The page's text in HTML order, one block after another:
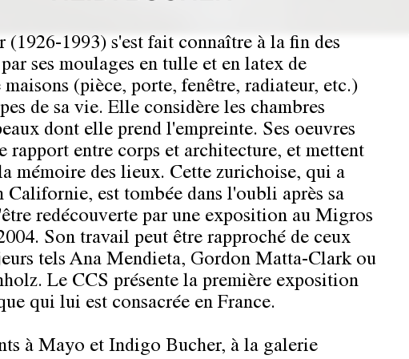
(1926-1993) s'est fait connaître à la fin des
ses moulages en tulle et en latex de
maisons (pièce, porte, fenêtre, radiateur, etc.)
de sa vie. Elle considère les chambres
dont elle prend l'empreinte. Ses oeuvres
rapport entre corps et architecture, et mettent
mémoire des lieux. Cette zurichoise, qui a
Californie, est tombée dans l'oubli après sa
redécouverte par une exposition au Migros
Son travail peut être rapproché de ceux
tels Ana Mendieta, Gordon Matta-Clark ou
Le CCS présente la première exposition
qui lui est consacrée en France.
à Mayo et Indigo Bucher, à la galerie